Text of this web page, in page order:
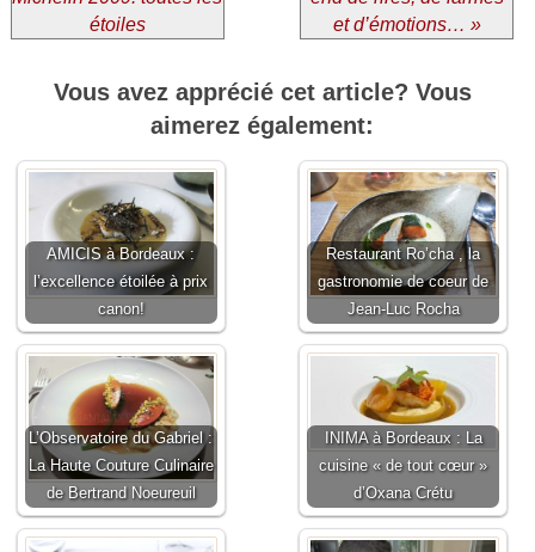
étoiles
et d’émotions… »
Vous avez apprécié cet article? Vous
aimerez également:
AMICIS à Bordeaux :
l’excellence étoilée à prix
canon!
Restaurant Ro’cha , la
gastronomie de coeur de
Jean-Luc Rocha
L’Observatoire du Gabriel :
La Haute Couture Culinaire
de Bertrand Noeureuil
INIMA à Bordeaux : La
cuisine « de tout cœur »
d’Oxana Crétu